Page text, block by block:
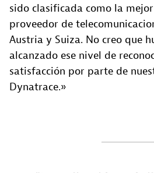
sido clasificada como la
proveedor de
Austria y Suiza. No creo que
alcanzado ese nivel de
satisfacción por parte de
Dynatrace.»